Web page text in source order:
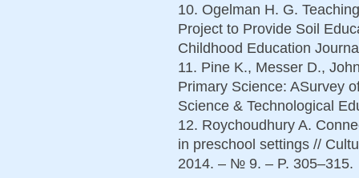
10. Ogelman H. G.
Project to Provide Soil
Childhood Education
11. Pine K., Messer D.,
Primary Science: ASurvey
Science & Technological
12. Roychoudhury A.
in preschool settings //
2014. – № 9. – P. 305–315.